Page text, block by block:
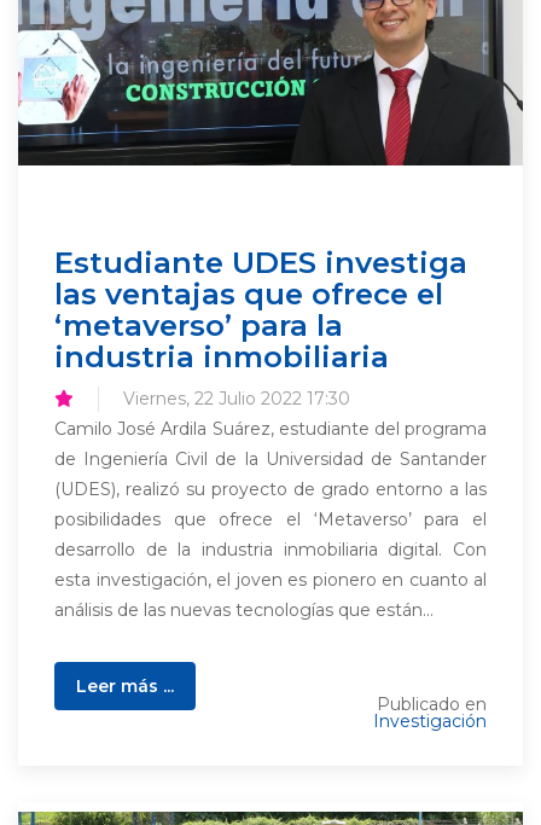
Estudiante UDES investiga
las ventajas que ofrece el
‘metaverso’ para la
industria inmobiliaria
Viernes, 22 Julio 2022 17:30
Camilo José Ardila Suárez, estudiante del programa
de Ingeniería Civil de la Universidad de Santander
(UDES), realizó su proyecto de grado entorno a las
posibilidades que ofrece el ‘Metaverso’ para el
desarrollo de la industria inmobiliaria digital. Con
esta investigación, el joven es pionero en cuanto al
análisis de las nuevas tecnologías que están...
Leer más ...
Publicado en
Investigación